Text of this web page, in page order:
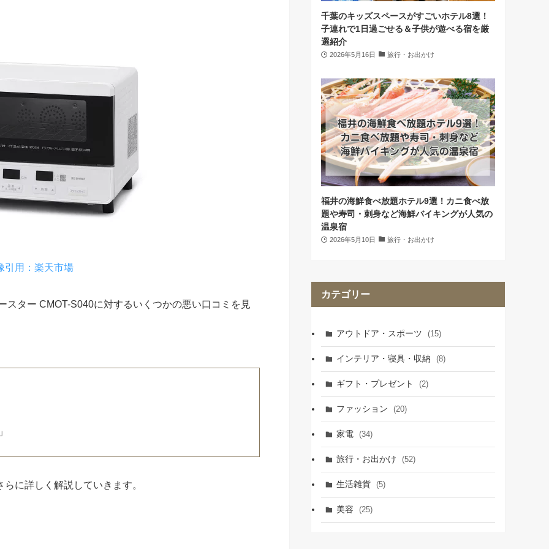
引用：楽天市場
スター CMOT-S040に対するいくつかの悪い口コミを見
に詳しく解説していきます。
千葉のキッズスペースがすごいホテル8選！
子連れで1日過ごせる＆子供が遊べる宿を厳
選紹介
2026年5月16日 旅行・お出かけ
福井の海鮮食べ放題ホテル9選！カニ食べ放
題や寿司・刺身など海鮮バイキングが人気の
温泉宿
2026年5月10日 旅行・お出かけ
カテゴリー
アウトドア・スポーツ (15)
インテリア・寝具・収納 (8)
ギフト・プレゼント (2)
ファッション (20)
家電 (34)
旅行・お出かけ (52)
生活雑貨 (5)
美容 (25)